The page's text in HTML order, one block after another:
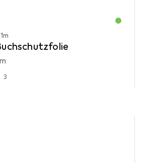
1m
3